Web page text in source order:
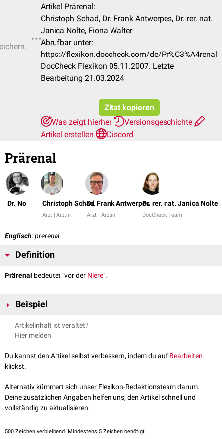
Artikel Prärenal:
Christoph Schad, Dr. Frank Antwerpes, Dr. rer. nat.
Janica Nolte, Fiona Walter
Abrufbar unter:
https://flexikon.doccheck.com/de/Pr%C3%A4renal
DocCheck Flexikon 05.11.2007. Letzte
Bearbeitung 21.03.2024
Zitat kopieren
Was zeigt hierher
Versionsgeschichte
Artikel erstellen
Discord
Prärenal
Dr. No Christoph Schad
Arzt | Ärztin
Dr. Frank Antwerpes
Arzt | Ärztin
Dr. rer. nat. Janica Nolte
DocCheck Team
Englisch: prerenal
Definition
Prärenal bedeutet "vor der Niere".
Beispiel
Ein prärenales Nierenversagen
selbst, sondern "vor" der Niere, z.B. durch einen
siehe auch:postrenal
Artikelinhalt ist veraltet?
Hier melden
Du kannst den Artikel selbst verbessern, indem du auf Bearbeiten
klickst.
Alternativ kümmert sich unser Flexikon-Redaktionsteam darum.
Deine zusätzlichen Angaben helfen uns, den Artikel schnell und
vollständig zu aktualisieren:
500 Zeichen verbleibend. Mindestens 5 Zeichen benötigt.